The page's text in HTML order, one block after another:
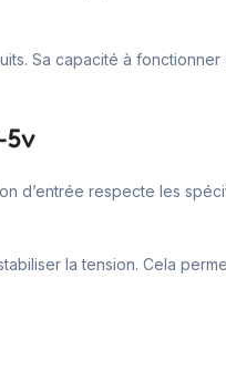
Sa capacité à
5v
d’entrée respecte les
la tension. Cela